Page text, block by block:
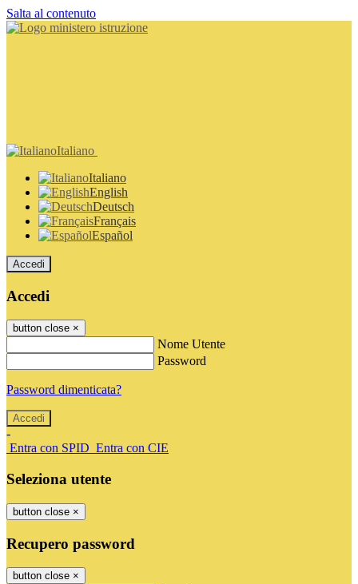
Salta al contenuto
Italiano
Italiano
English
Deutsch
Français
Español
Accedi
Accedi
button close ×
Nome Utente
Password
Password dimenticata?
-
Entra con SPID Entra con CIE
Seleziona utente
button close ×
Recupero password
button close ×